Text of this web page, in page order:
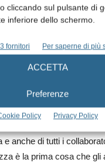
cliccando sul pulsante di
inferiore dello schermo.
fornitori Per saperne di più
ACCETTA
Preferenze
Policy Privacy Policy
confortevole e
in tutti i vasi comunicanti,
di ciascun paziente, e
e anche di tutti i
è la prima cosa che gli